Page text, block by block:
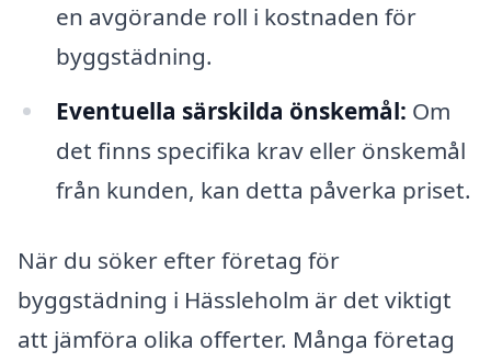
en avgörande roll i kostnaden för
byggstädning.
Eventuella särskilda önskemål: Om
det finns specifika krav eller önskemål
från kunden, kan detta påverka priset.
När du söker efter företag för
byggstädning i Hässleholm är det viktigt
att jämföra olika offerter. Många företag